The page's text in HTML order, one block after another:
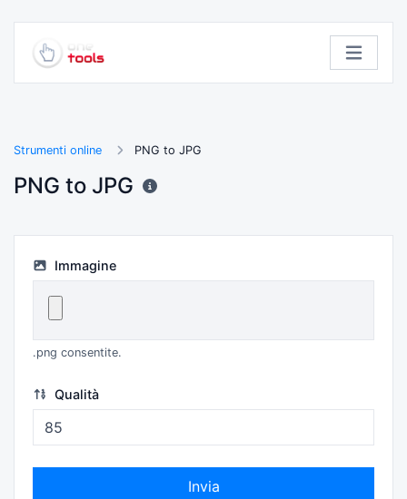
Strumenti online PNG to JPG
PNG to JPG
Immagine
.png consentite.
Qualità
Invia